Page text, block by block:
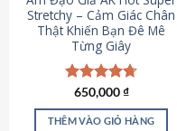
Stretchy – Cảm Giác Chân
Thật Khiến Bạn Đê Mê
Từng Giây
Được xếp
hạng4.75
5 sao
650,000₫
THÊM VÀO GIỎ HÀNG